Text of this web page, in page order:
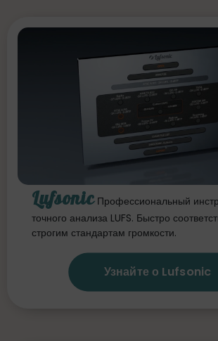
Lufsonic Профессиональный
точного анализа LUFS. Быстро
строгим стандартам громкости.
Узнайте о Lufsonic